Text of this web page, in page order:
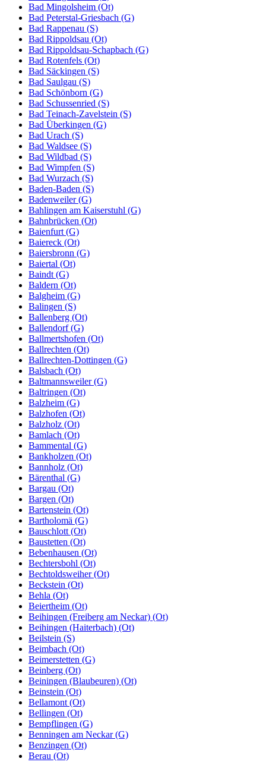
Bad Mingolsheim (Ot)
Bad Peterstal-Griesbach (G)
Bad Rappenau (S)
Bad Rippoldsau (Ot)
Bad Rippoldsau-Schapbach (G)
Bad Rotenfels (Ot)
Bad Säckingen (S)
Bad Saulgau (S)
Bad Schönborn (G)
Bad Schussenried (S)
Bad Teinach-Zavelstein (S)
Bad Überkingen (G)
Bad Urach (S)
Bad Waldsee (S)
Bad Wildbad (S)
Bad Wimpfen (S)
Bad Wurzach (S)
Baden-Baden (S)
Badenweiler (G)
Bahlingen am Kaiserstuhl (G)
Bahnbrücken (Ot)
Baienfurt (G)
Baiereck (Ot)
Baiersbronn (G)
Baiertal (Ot)
Baindt (G)
Baldern (Ot)
Balgheim (G)
Balingen (S)
Ballenberg (Ot)
Ballendorf (G)
Ballmertshofen (Ot)
Ballrechten (Ot)
Ballrechten-Dottingen (G)
Balsbach (Ot)
Baltmannsweiler (G)
Baltringen (Ot)
Balzheim (G)
Balzhofen (Ot)
Balzholz (Ot)
Bamlach (Ot)
Bammental (G)
Bankholzen (Ot)
Bannholz (Ot)
Bärenthal (G)
Bargau (Ot)
Bargen (Ot)
Bartenstein (Ot)
Bartholomä (G)
Bauschlott (Ot)
Baustetten (Ot)
Bebenhausen (Ot)
Bechtersbohl (Ot)
Bechtoldsweiher (Ot)
Beckstein (Ot)
Behla (Ot)
Beiertheim (Ot)
Beihingen (Freiberg am Neckar) (Ot)
Beihingen (Haiterbach) (Ot)
Beilstein (S)
Beimbach (Ot)
Beimerstetten (G)
Beinberg (Ot)
Beiningen (Blaubeuren) (Ot)
Beinstein (Ot)
Bellamont (Ot)
Bellingen (Ot)
Bempflingen (G)
Benningen am Neckar (G)
Benzingen (Ot)
Berau (Ot)